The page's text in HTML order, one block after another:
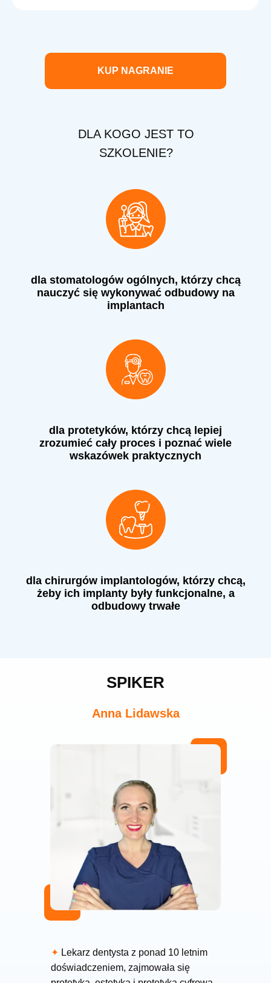
KUP NAGRANIE
DLA KOGO JEST TO
SZKOLENIE?
dla stomatologów ogólnych, którzy chcą
nauczyć się wykonywać odbudowy na
implantach
dla protetyków, którzy chcą lepiej
zrozumieć cały proces i poznać wiele
wskazówek praktycznych
dla chirurgów implantologów, którzy chcą,
żeby ich implanty były funkcjonalne, a
odbudowy trwałe
Anna Lidawska
SPIKER
✦ Lekarz dentysta z ponad 10 letnim
doświadczeniem, zajmowała się